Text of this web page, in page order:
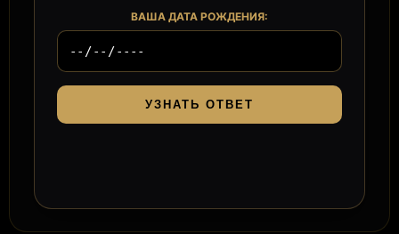
ВАША ДАТА РОЖДЕНИЯ:
УЗНАТЬ ОТВЕТ